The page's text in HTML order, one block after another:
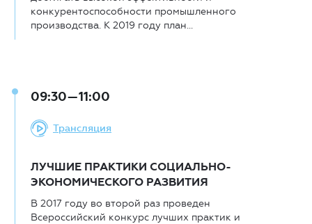
конкурентоспособности промышленного
производства. К 2019 году план...
09:30—11:00
Трансляция
ЛУЧШИЕ ПРАКТИКИ СОЦИАЛЬНО-
ЭКОНОМИЧЕСКОГО РАЗВИТИЯ
В 2017 году во второй раз проведен
Всероссийский конкурс лучших практик и